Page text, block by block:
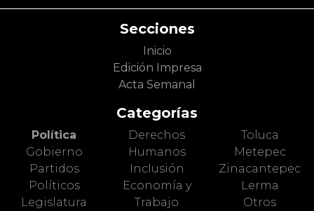
Secciones
Inicio
Edición Impresa
Acta Semanal
Categorías
Política
Gobierno
Partidos
Políticos
Legislatura
Derechos
Humanos
Inclusión
Economía y
Trabajo
Toluca
Metepec
Zinacantepec
Lerma
Otros